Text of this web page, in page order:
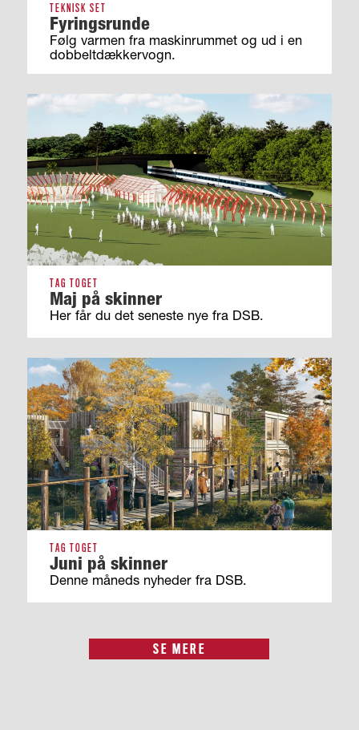
TEKNISK SET
Fyringsrunde
Følg varmen fra maskinrummet og ud i en
dobbeltdækkervogn.
TAG TOGET
Maj på skinner
Her får du det seneste nye fra DSB.
TAG TOGET
Juni på skinner
Denne måneds nyheder fra DSB.
SE MERE